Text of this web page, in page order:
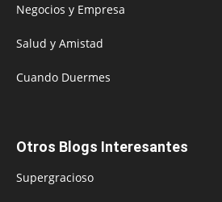
Negocios y Empresa
Salud y Amistad
Cuando Duermes
Otros Blogs Interesantes
Supergracioso